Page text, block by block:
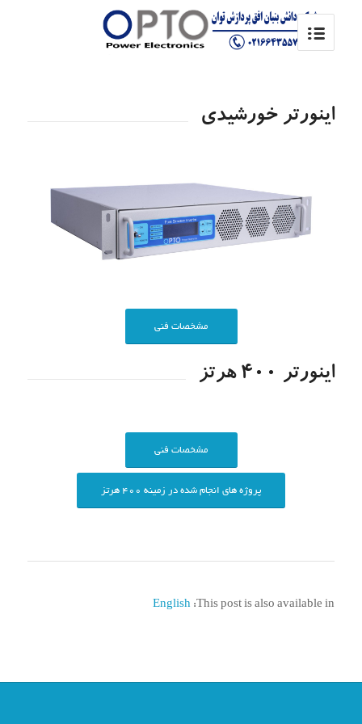
اینورتر خورشیدی
مشخصات فنی
اینورتر 400 هرتز
مشخصات فنی
پروژه های انجام شده در زمینه 400 هرتز
This post is also available in:
English